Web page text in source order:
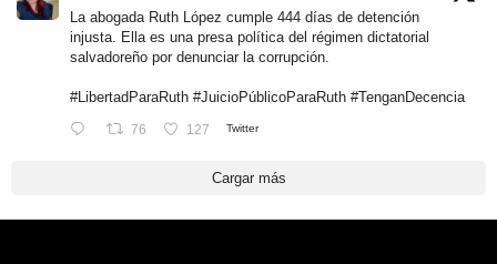
La abogada Ruth López cumple 444 días de detención
injusta. Ella es una presa política del régimen dictatorial
salvadoreño por denunciar la corrupción.
#LibertadParaRuth #JuicioPúblicoParaRuth #TenganDecencia
76 127 Twitter
Cargar más